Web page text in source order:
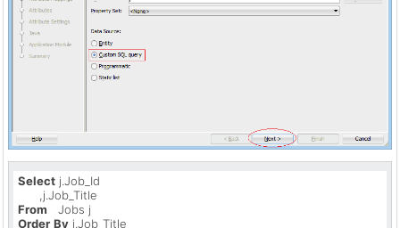
Select j.Job_Id
From
Order By j.Job_Title